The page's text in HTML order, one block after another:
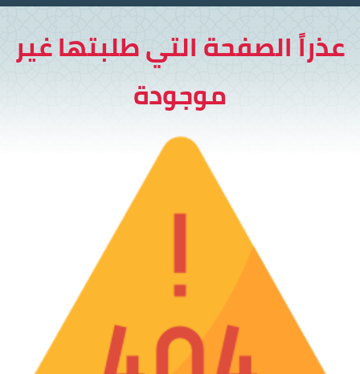
عذراً الصفحة التي طلبتها غير
موجودة